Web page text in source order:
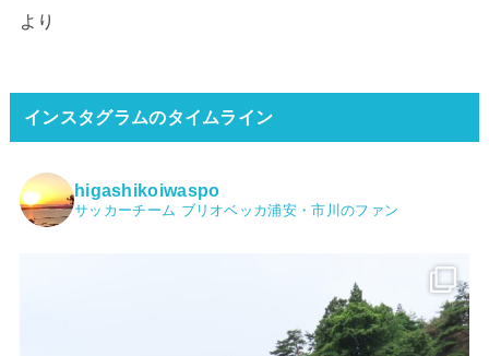
より
インスタグラムのタイムライン
higashikoiwaspo
サッカーチーム ブリオベッカ浦安・市川のファン